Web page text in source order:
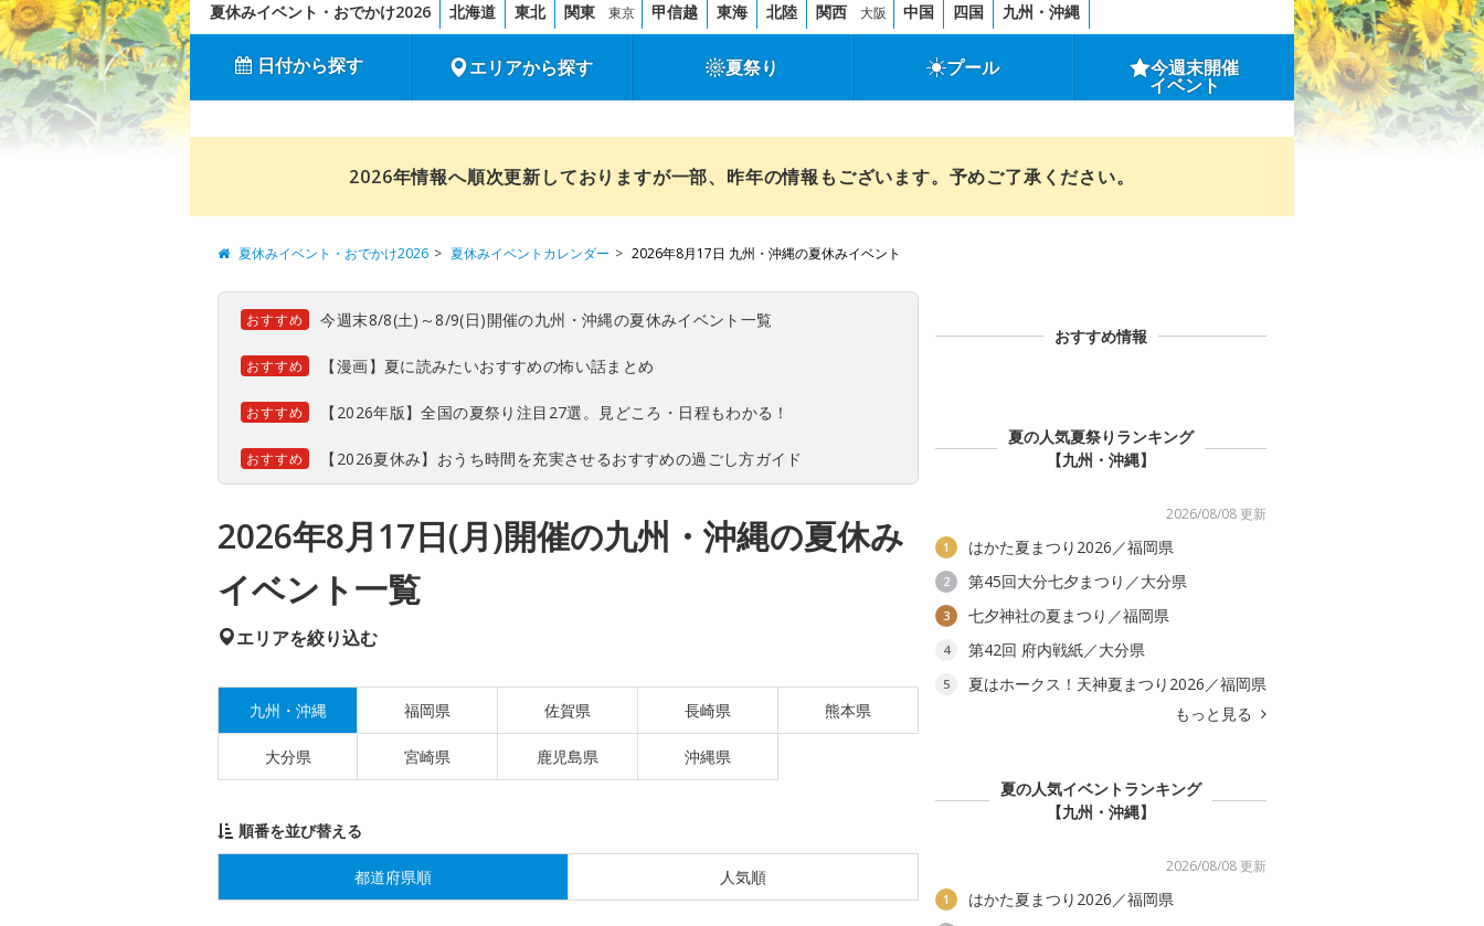
夏休みイベント・おでかけ2026 北海道 東北 関東 東京 甲信越 東海 北陸 関西 大阪 中国 四国 九州・沖縄
日付から探す エリアから探す 夏祭り プール 今週末開催
イベント
2026年情報へ順次更新しておりますが一部、昨年の情報もございます。予めご了承ください。
夏休みイベント・おでかけ2026 夏休みイベントカレンダー 2026年8月17日 九州・沖縄の夏休みイベント
おすすめ 今週末8/8(土)～8/9(日)開催の九州・沖縄の夏休みイベント一覧
おすすめ 【漫画】夏に読みたいおすすめの怖い話まとめ
おすすめ 【2026年版】全国の夏祭り注目27選。見どころ・日程もわかる！
おすすめ 【2026夏休み】おうち時間を充実させるおすすめの過ごし方ガイド
2026年8月17日(月)開催の九州・沖縄の夏休み
イベント一覧
エリアを絞り込む
九州・沖縄 福岡県 佐賀県 長崎県 熊本県
大分県 宮崎県 鹿児島県 沖縄県
順番を並び替える
都道府県順 人気順
おすすめ情報
夏の人気夏祭りランキング
【九州・沖縄】
2026/08/08 更新
1 はかた夏まつり2026／福岡県
2 第45回大分七夕まつり／大分県
3 七夕神社の夏まつり／福岡県
4 第42回 府内戦紙／大分県
5
夏はホークス！天神夏まつり2026／福岡県
もっと見る
夏の人気イベントランキング
【九州・沖縄】
2026/08/08 更新
1 はかた夏まつり2026／福岡県